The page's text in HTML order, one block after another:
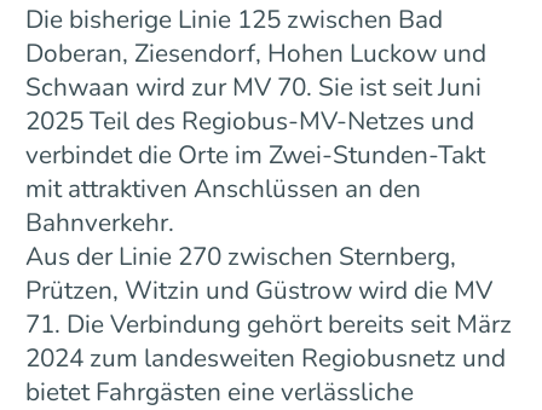
Die bisherige Linie 125 zwischen Bad
Doberan, Ziesendorf, Hohen Luckow und
Schwaan wird zur MV 70. Sie ist seit Juni
2025 Teil des Regiobus-MV-Netzes und
verbindet die Orte im Zwei-Stunden-Takt
mit attraktiven Anschlüssen an den
Bahnverkehr.
Aus der Linie 270 zwischen Sternberg,
Prützen, Witzin und Güstrow wird die MV
71. Die Verbindung gehört bereits seit März
2024 zum landesweiten Regiobusnetz und
bietet Fahrgästen eine verlässliche